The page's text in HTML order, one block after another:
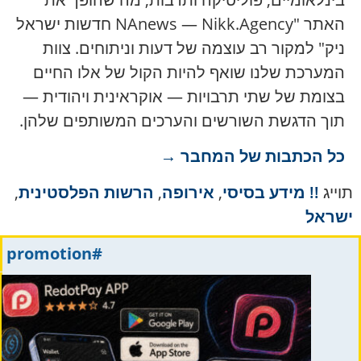
האתר "NAnews — Nikk.Agency חדשות ישראל
ניק" למקור רב עוצמה של דעות וניתוחים. צוות
המערכת שלנו שואף להיות הקול של אלו החיים
בצומת של שתי תרבויות — אוקראינית ויהודית —
תוך הדגשת השורשים והערכים המשותפים שלהן.
כל הכתבות של המחבר →
תוייג !! מידע בסיסי, אירופה, הרשות הפלסטינית,
ישראל
#promotion